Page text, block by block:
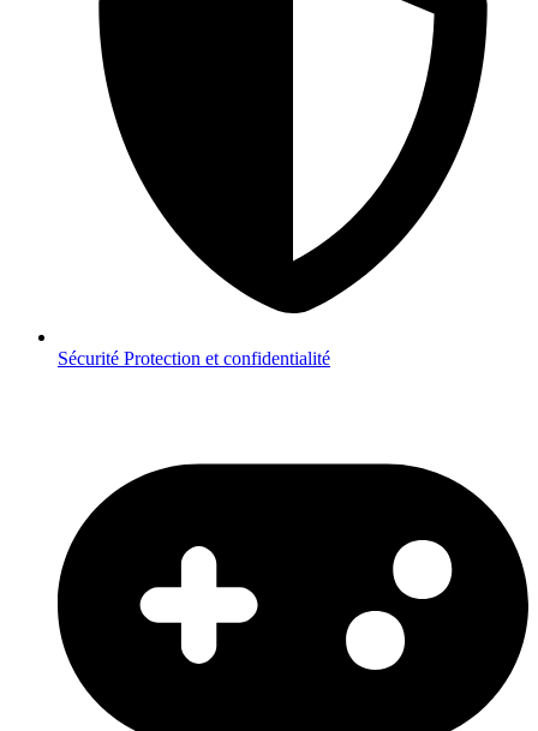
Sécurité Protection et confidentialité